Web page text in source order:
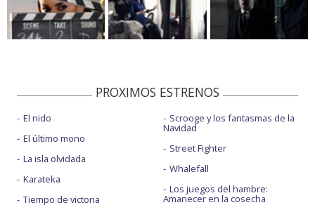
PROXIMOS ESTRENOS
El nido
El último mono
La isla olvidada
Karateka
Tiempo de victoria
Scrooge y los fantasmas de la
Navidad
Street Fighter
Whalefall
Los juegos del hambre:
Amanecer en la cosecha